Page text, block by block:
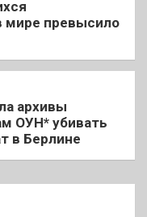
мире превысило
архивы
ОУН* убивать
в Берлине